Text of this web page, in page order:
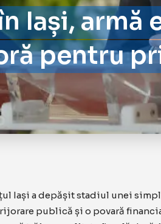
Iași, armă
pentru
Iași a depășit stadiul unei
publică și o povară